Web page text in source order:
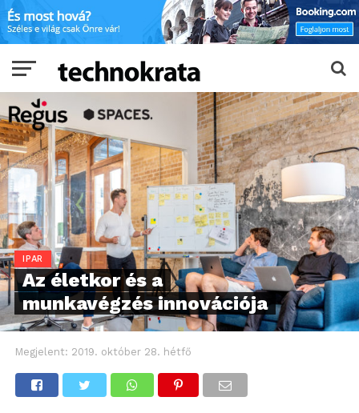
IPAR
Az életkor és a
munkavégzés innovációja
Megjelent: 2019. október 28. hétfő